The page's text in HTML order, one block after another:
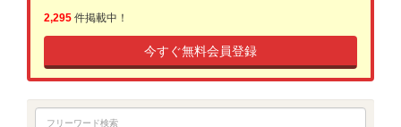
2,295 件掲載中！
今すぐ無料会員登録